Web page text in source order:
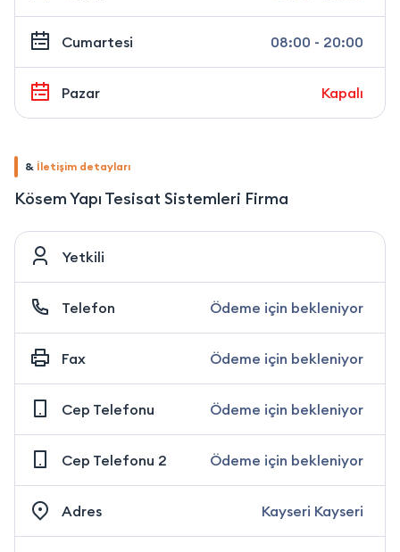
Cumartesi 08:00 - 20:00
Pazar Kapalı
& İletişim detayları
Kösem Yapı Tesisat Sistemleri Firma
Yetkili
Telefon Ödeme için bekleniyor
Fax Ödeme için bekleniyor
Cep Telefonu Ödeme için bekleniyor
Cep Telefonu 2 Ödeme için bekleniyor
Adres Kayseri Kayseri